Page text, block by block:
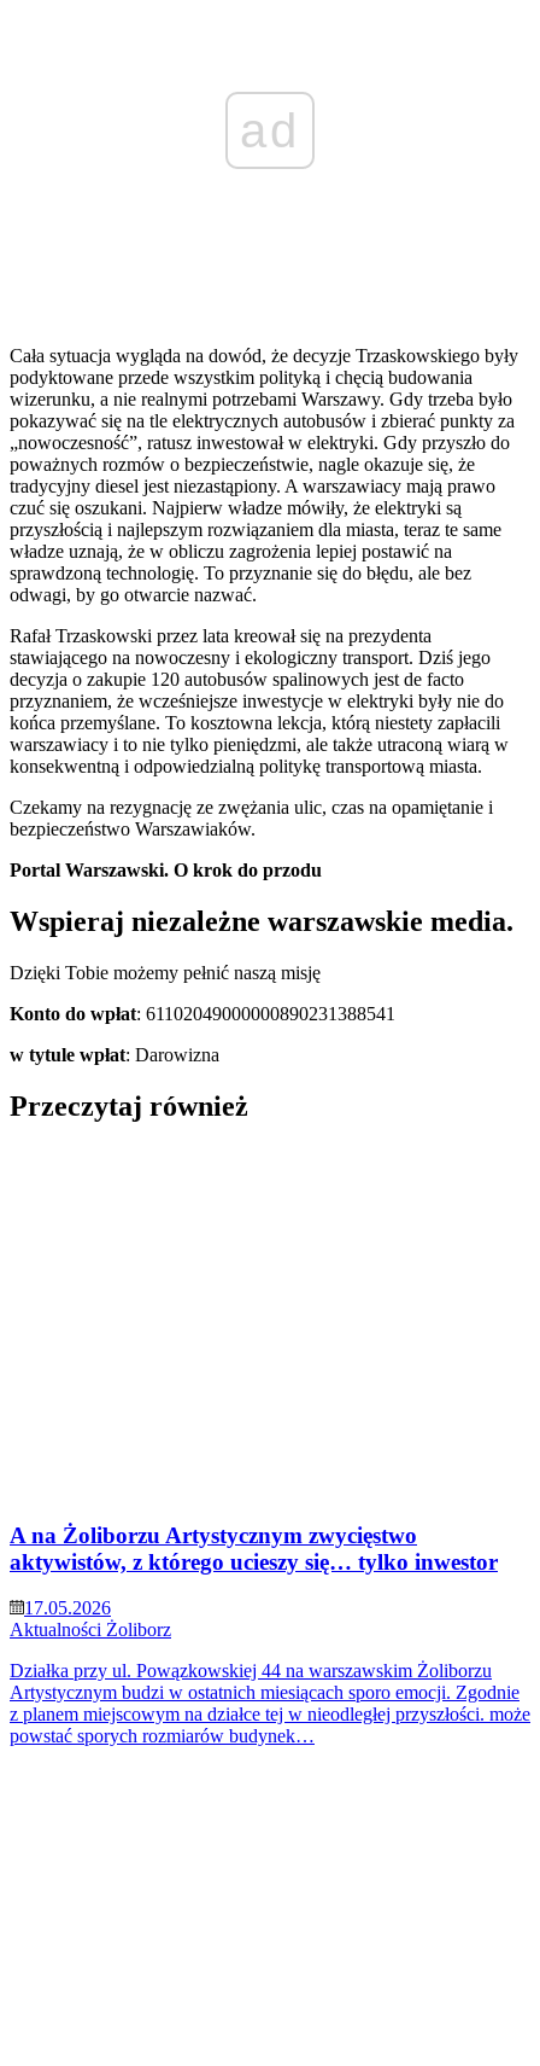
ad
Cała sytuacja wygląda na dowód, że decyzje Trzaskowskiego były
podyktowane przede wszystkim polityką i chęcią budowania
wizerunku, a nie realnymi potrzebami Warszawy. Gdy trzeba było
pokazywać się na tle elektrycznych autobusów i zbierać punkty za
„nowoczesność”, ratusz inwestował w elektryki. Gdy przyszło do
poważnych rozmów o bezpieczeństwie, nagle okazuje się, że
tradycyjny diesel jest niezastąpiony. A warszawiacy mają prawo
czuć się oszukani. Najpierw władze mówiły, że elektryki są
przyszłością i najlepszym rozwiązaniem dla miasta, teraz te same
władze uznają, że w obliczu zagrożenia lepiej postawić na
sprawdzoną technologię. To przyznanie się do błędu, ale bez
odwagi, by go otwarcie nazwać.
Rafał Trzaskowski przez lata kreował się na prezydenta
stawiającego na nowoczesny i ekologiczny transport. Dziś jego
decyzja o zakupie 120 autobusów spalinowych jest de facto
przyznaniem, że wcześniejsze inwestycje w elektryki były nie do
końca przemyślane. To kosztowna lekcja, którą niestety zapłacili
warszawiacy i to nie tylko pieniędzmi, ale także utraconą wiarą w
konsekwentną i odpowiedzialną politykę transportową miasta.
Czekamy na rezygnację ze zwężania ulic, czas na opamiętanie i
bezpieczeństwo Warszawiaków.
Portal Warszawski. O krok do przodu
Wspieraj niezależne warszawskie media.
Dzięki Tobie możemy pełnić naszą misję
Konto do wpłat: 61102049000000890231388541
w tytule wpłat: Darowizna
Przeczytaj również
A na Żoliborzu Artystycznym zwycięstwo
aktywistów, z którego ucieszy się… tylko inwestor
17.05.2026
Aktualności Żoliborz
Działka przy ul. Powązkowskiej 44 na warszawskim Żoliborzu
Artystycznym budzi w ostatnich miesiącach sporo emocji. Zgodnie
z planem miejscowym na działce tej w nieodległej przyszłości. może
powstać sporych rozmiarów budynek…